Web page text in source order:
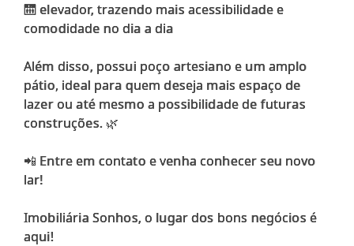
🛗 elevador, trazendo mais acessibilidade e
comodidade no dia a dia
Além disso, possui poço artesiano e um amplo
pátio, ideal para quem deseja mais espaço de
lazer ou até mesmo a possibilidade de futuras
construções. 🌿
📲 Entre em contato e venha conhecer seu novo
lar!
Imobiliária Sonhos, o lugar dos bons negócios é
aqui!